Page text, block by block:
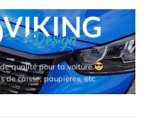
ta voiture
etc.